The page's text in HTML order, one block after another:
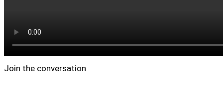
Join the conversation